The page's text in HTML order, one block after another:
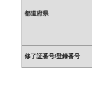
都道府県
修了証番号/登録番号